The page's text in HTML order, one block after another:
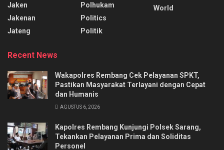
Jaken
Jakenan
Jateng
Polhukam
Politics
Politik
World
Recent News
Wakapolres Rembang Cek Pelayanan SPKT,
Pastikan Masyarakat Terlayani dengan Cepat
dan Humanis
AGUSTUS 6, 2026
Kapolres Rembang Kunjungi Polsek Sarang,
Tekankan Pelayanan Prima dan Soliditas
Personel